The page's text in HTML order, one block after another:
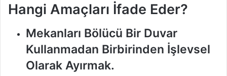
Hangi Amaçları İfade Eder?
Mekanları Bölücü Bir Duvar
Kullanmadan Birbirinden İşlevsel
Olarak Ayırmak.